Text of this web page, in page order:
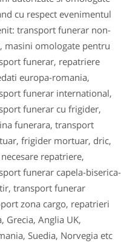
cu respect evenimentul
transport funerar non-
masini omologate pentru
funerar, repatriere
europa-romania,
funerar international,
funerar cu frigider,
funerara, transport
frigider mortuar, dric,
repatriere,
funerar capela-biserica-
transport funerar
zona cargo, repatrieri
Grecia, Anglia UK,
Suedia, Norvegia etc